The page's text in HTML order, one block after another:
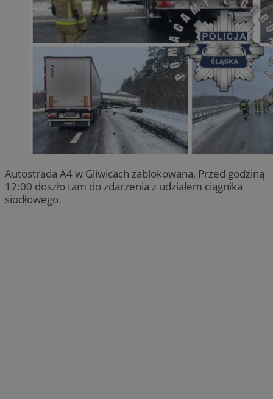
Autostrada A4 w Gliwicach zablokowana, Przed godziną
12:00 doszło tam do zdarzenia z udziałem ciągnika
siodłowego.